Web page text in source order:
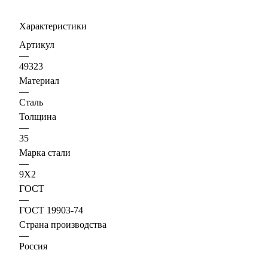
Характеристики
Артикул
—
49323
Материал
—
Сталь
Толщина
—
35
Марка стали
—
9Х2
ГОСТ
—
ГОСТ 19903-74
Страна производства
—
Россия